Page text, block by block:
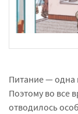
Питание — одна
Поэтому во все
отводилось